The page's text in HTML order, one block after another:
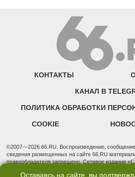
КОНТАКТЫ
КАНАЛ В
ПОЛИТИКА ОБРАБОТКИ
COOKIE
©2007—2026 66.RU. Воспроизведение,
сведения размещенных на сайте 66.RU
правообладателя запрещено. Сетевое издание
Оставаясь на сайте, вы